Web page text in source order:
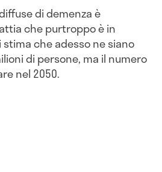
di demenza è
che purtroppo è in
che adesso ne siano
di persone, ma il numero
nel 2050.